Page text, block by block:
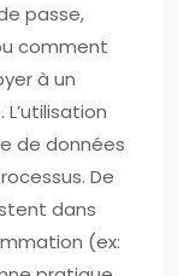
passe,
comment
à un
de données
De
dans
(ex: